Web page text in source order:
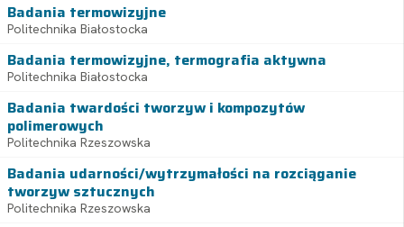
Badania termowizyjne
Politechnika Białostocka
Badania termowizyjne, termografia aktywna
Politechnika Białostocka
Badania twardości tworzyw i kompozytów
polimerowych
Politechnika Rzeszowska
Badania udarności/wytrzymałości na rozciąganie
tworzyw sztucznych
Politechnika Rzeszowska